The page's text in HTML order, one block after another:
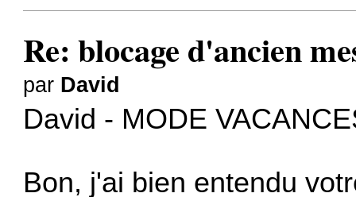
Re: blocage d'ancien
par David
David - MODE
Bon, j'ai bien entendu